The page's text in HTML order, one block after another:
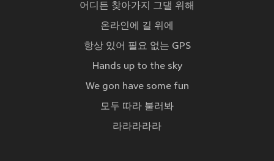
어디든 찾아가지 그댈 위해
온라인에 길 위에
항상 있어 필요 없는 GPS
Hands up to the sky
We gon have some fun
모두 따라 불러봐
라라라라라